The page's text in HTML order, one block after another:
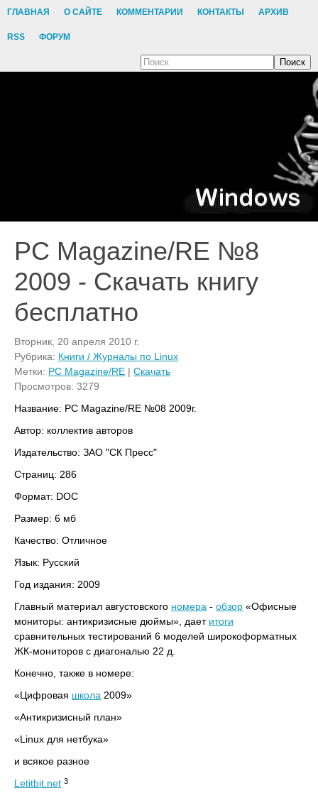
ГЛАВНАЯ О САЙТЕ КОММЕНТАРИИ КОНТАКТЫ АРХИВ
RSS ФОРУМ
Поиск
PC Magazine/RE №8
2009 - Скачать книгу
бесплатно
Вторник, 20 апреля 2010 г.
Рубрика: Книги / Журналы по Linux
Метки: PC Magazine/RE | Скачать
Просмотров: 3279
Название: PC Magazine/RE №08 2009г.
Автор: коллектив авторов
Издательство: ЗАО "СК Пресс"
Страниц: 286
Формат: DOC
Размер: 6 мб
Качество: Отличное
Язык: Русский
Год издания: 2009
Главный материал августовского номера - обзор «Офисные
мониторы: антикризисные дюймы», дает итоги
сравнительных тестирований 6 моделей широкоформатных
ЖК-мониторов с диагональю 22 д.
Конечно, также в номере:
«Цифровая школа 2009»
«Антикризисный план»
«Linux для нетбука»
и всякое разное
Letitbit.net 3